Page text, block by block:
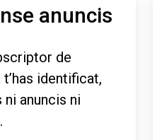
anuncis
de
identificat,
ni anuncis ni